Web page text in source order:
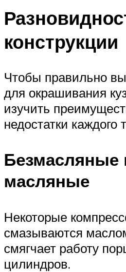
конструкции
Чтобы правильно
для окрашивания
изучить
недостатки каждого
Безмасляные
масляные
Некоторые
смазываются
смягчает работу
цилиндров.